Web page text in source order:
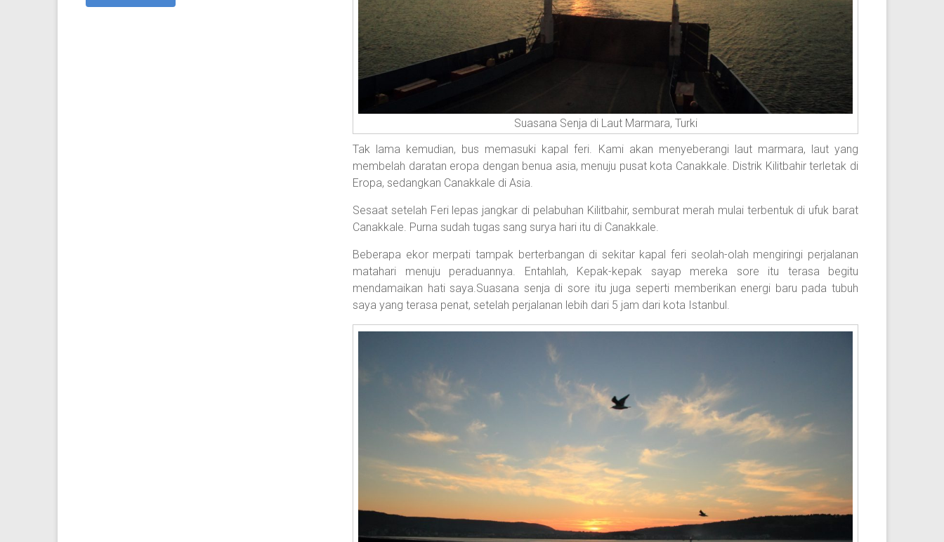
Suasana Senja di Laut Marmara, Turki
Tak lama kemudian, bus memasuki kapal feri. Kami akan menyeberangi laut marmara, laut yang
membelah daratan eropa dengan benua asia, menuju pusat kota Canakkale. Distrik Kilitbahir terletak di
Eropa, sedangkan Canakkale di Asia.
Sesaat setelah Feri lepas jangkar di pelabuhan Kilitbahir, semburat merah mulai terbentuk di ufuk barat
Canakkale. Purna sudah tugas sang surya hari itu di Canakkale.
Beberapa ekor merpati tampak berterbangan di sekitar kapal feri seolah-olah mengiringi perjalanan
matahari menuju peraduannya. Entahlah, Kepak-kepak sayap mereka sore itu terasa begitu
mendamaikan hati saya.Suasana senja di sore itu juga seperti memberikan energi baru pada tubuh
saya yang terasa penat, setelah perjalanan lebih dari 5 jam dari kota Istanbul.
a